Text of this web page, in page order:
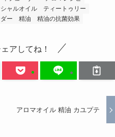
ャルオイル
ティートゥリー
ー 精油 精油の抗菌効果
アしてね！
アロマオイル 精油 カユプテ